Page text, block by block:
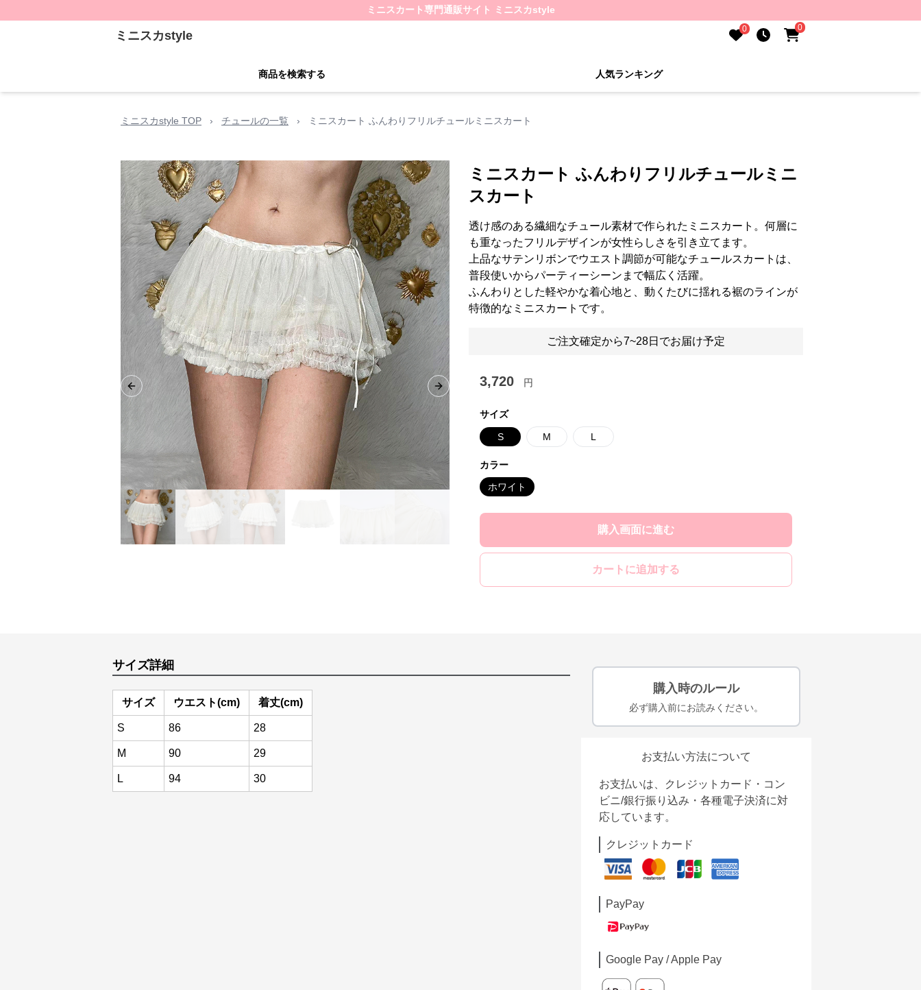
ミニスカート専門通販サイト ミニスカstyle
ミニスカstyle 0 0
商品を検索する 人気ランキング
ミニスカstyle TOP › チュールの一覧 › ミニスカート ふんわりフリルチュールミニスカート
Previous slide Next slide
ミニスカート ふんわりフリルチュールミニ
スカート
透け感のある繊細なチュール素材で作られたミニスカート。何層に
も重なったフリルデザインが女性らしさを引き立てます。
上品なサテンリボンでウエスト調節が可能なチュールスカートは、
普段使いからパーティーシーンまで幅広く活躍。
ふんわりとした軽やかな着心地と、動くたびに揺れる裾のラインが
特徴的なミニスカートです。
ご注文確定から7~28日でお届け予定
3,720 円
サイズ
S M L
カラー
ホワイト
購入画面に進む
カートに追加する
サイズ詳細
サイズ ウエスト(cm) 着丈(cm)
S 86 28
M 90 29
L 94 30
購入時のルール
必ず購入前にお読みください。
お支払い方法について
お支払いは、クレジットカード・コン
ビニ/銀行振り込み・各種電子決済に対
応しています。
クレジットカード
PayPay
Google Pay / Apple Pay